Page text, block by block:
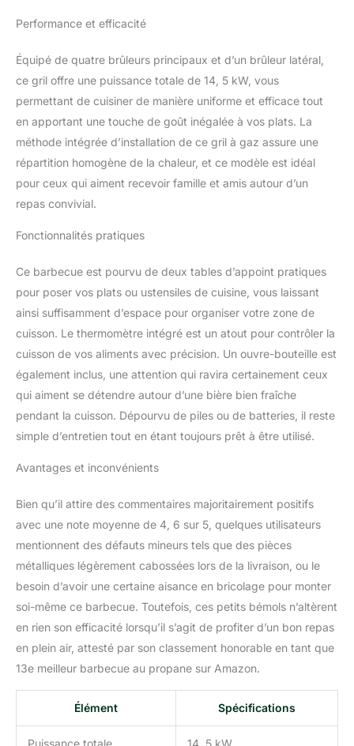
couvercle, peut contrôler
une cuisson uniforme. Il
est également livré avec
un ouvre-bouteille pour
une meilleure expérience
de BBQ. Stockage et
Déplacement: 2 tables
d'appoint pour la
de fond pour stocker
d'autres gros objets. 2
pour un mouvement plus
facile. Facile à Nettoyer:
La lèchefrite et un bac à
graisse amovible pour
recueillir les résidus et la
facilement pour vous
donner une expérience
Performance et efficacité
Équipé de quatre brûleurs principaux et d’un brûleur latéral,
ce gril offre une puissance totale de 14, 5 kW, vous
permettant de cuisiner de manière uniforme et efficace tout
en apportant une touche de goût inégalée à vos plats. La
méthode intégrée d’installation de ce gril à gaz assure une
répartition homogène de la chaleur, et ce modèle est idéal
pour ceux qui aiment recevoir famille et amis autour d’un
repas convivial.
Fonctionnalités pratiques
Ce barbecue est pourvu de deux tables d’appoint pratiques
pour poser vos plats ou ustensiles de cuisine, vous laissant
ainsi suffisamment d’espace pour organiser votre zone de
cuisson. Le thermomètre intégré est un atout pour contrôler la
cuisson de vos aliments avec précision. Un ouvre-bouteille est
également inclus, une attention qui ravira certainement ceux
qui aiment se détendre autour d’une bière bien fraîche
pendant la cuisson. Dépourvu de piles ou de batteries, il reste
simple d’entretien tout en étant toujours prêt à être utilisé.
Avantages et inconvénients
Bien qu’il attire des commentaires majoritairement positifs
avec une note moyenne de 4, 6 sur 5, quelques utilisateurs
mentionnent des défauts mineurs tels que des pièces
métalliques légèrement cabossées lors de la livraison, ou le
besoin d’avoir une certaine aisance en bricolage pour monter
soi-même ce barbecue. Toutefois, ces petits bémols n’altèrent
en rien son efficacité lorsqu’il s’agit de profiter d’un bon repas
en plein air, attesté par son classement honorable en tant que
13e meilleur barbecue au propane sur Amazon.
Élément Spécifications